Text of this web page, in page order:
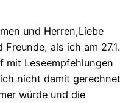
und Herren,Liebe
Freunde, als ich am
mit Leseempfehlungen
nicht damit
würde und die